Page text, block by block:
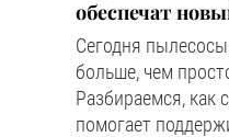
обеспечат
Сегодня
больше, чем
Разбираемся, как
помогает